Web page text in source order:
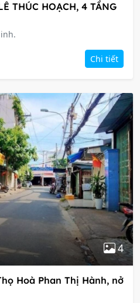
THÚC HOẠCH, 4 TẦNG
Chi tiết
4
Hoà Phan Thị Hành, nở